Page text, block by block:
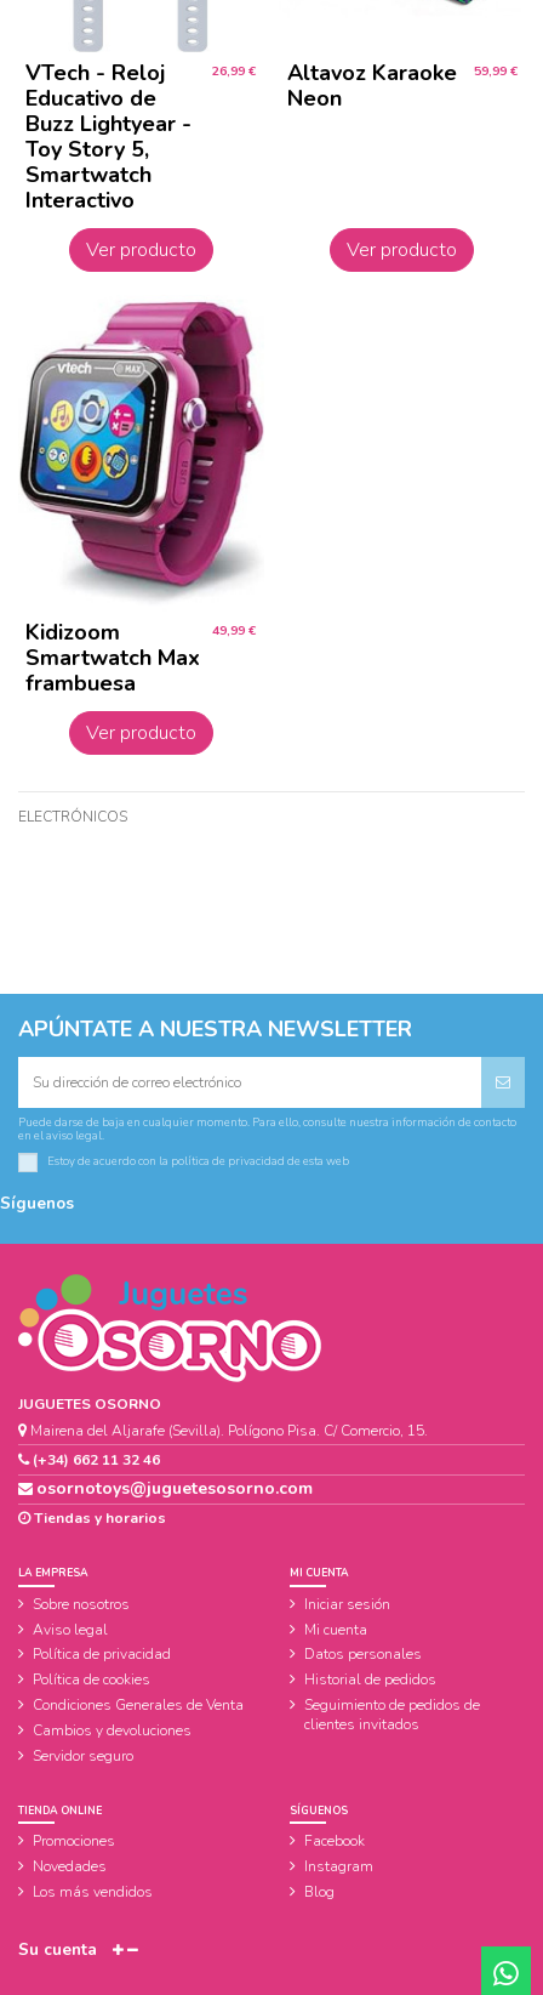
VTech - Reloj
Educativo de
Buzz Lightyear -
Toy Story 5,
Smartwatch
Interactivo
26,99 €
Ver producto
Altavoz Karaoke
Neon
59,99 €
Ver producto
Kidizoom
Smartwatch Max
frambuesa
49,99 €
Ver producto
ELECTRÓNICOS
APÚNTATE A NUESTRA NEWSLETTER
Puede darse de baja en cualquier momento. Para ello, consulte nuestra información de contacto
en el aviso legal.
Estoy de acuerdo con la política de privacidad de esta web
Síguenos
JUGUETES OSORNO
Mairena del Aljarafe (Sevilla). Polígono Pisa. C/ Comercio, 15.
(+34) 662 11 32 46
osornotoys@juguetesosorno.com
Tiendas y horarios
LA EMPRESA
Sobre nosotros
Aviso legal
Política de privacidad
Política de cookies
Condiciones Generales de Venta
Cambios y devoluciones
Servidor seguro
MI CUENTA
Iniciar sesión
Mi cuenta
Datos personales
Historial de pedidos
Seguimiento de pedidos de
clientes invitados
TIENDA ONLINE
Promociones
Novedades
Los más vendidos
SÍGUENOS
Facebook
Instagram
Blog
Su cuenta